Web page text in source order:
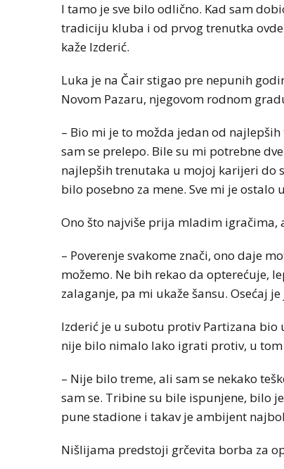
I tamo je sve bilo odlično. Kad sam
tradiciju kluba i od prvog trenutka ovde
kaže Izderić.
Luka je na Čair stigao pre nepunih
Novom Pazaru, njegovom rodnom
– Bio mi je to možda jedan od
sam se prelepo. Bile su mi potrebne
najlepših trenutaka u mojoj karijeri do
bilo posebno za mene. Sve mi je
Ono što najviše prija mladim igračima,
– Poverenje svakome znači, ono daje
možemo. Ne bih rekao da opterećuje,
zalaganje, pa mi ukaže šansu. Osećaj
Izderić je u subotu protiv Partizana bio
nije bilo nimalo lako igrati protiv, u
– Nije bilo treme, ali sam se nekako
sam se. Tribine su bile ispunjene, bilo
pune stadione i takav je ambijent
Nišlijama predstoji grčevita borba za